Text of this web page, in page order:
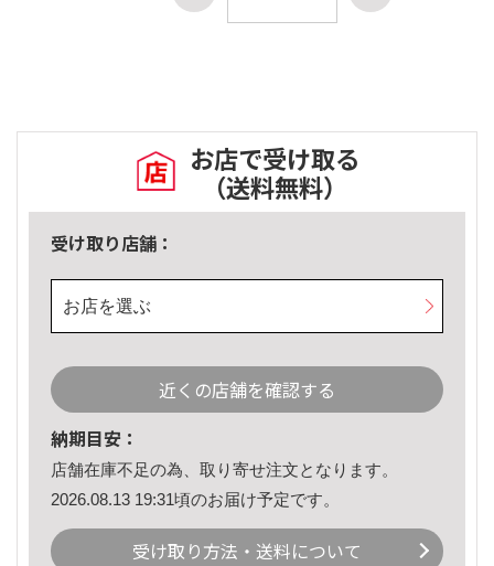
お店で受け取る
（送料無料）
受け取り店舗：
お店を選ぶ
近くの店舗を確認する
納期目安：
店舗在庫不足の為、取り寄せ注文となります。
2026.08.13 19:31頃のお届け予定です。
受け取り方法・送料について